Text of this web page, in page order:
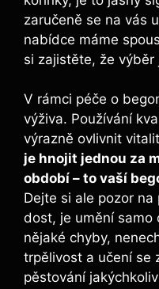
zaručeně se na vás
nabídce máme
si zajistěte, že výběr
V rámci péče o
výživa. Používání
výrazně ovlivnit
je hnojit jednou za
období – to vaší
Dejte si ale pozor
dost, je umění samo
nějaké chyby,
trpělivost a učení se
pěstování